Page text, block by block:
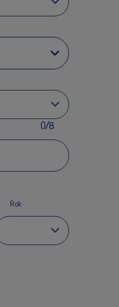
0/8
Rok